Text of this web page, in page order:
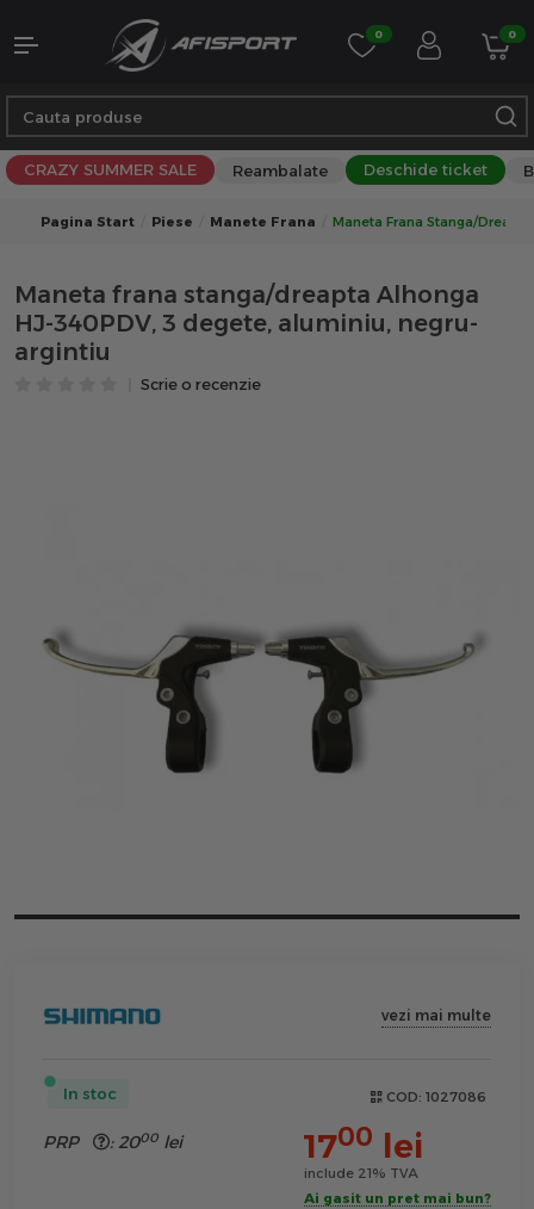
0 0
CRAZY SUMMER SALE Reambalate Deschide ticket
Pagina Start Piese Manete Frana Maneta Frana Stanga/
Maneta frana stanga/dreapta Alhonga
HJ-340PDV, 3 degete, aluminiu, negru-
argintiu
Scrie o recenzie
vezi mai multe
In stoc COD: 1027086
PRP :2000 lei 1700 lei
include 21% TVA
Ai gasit un pret mai bun?